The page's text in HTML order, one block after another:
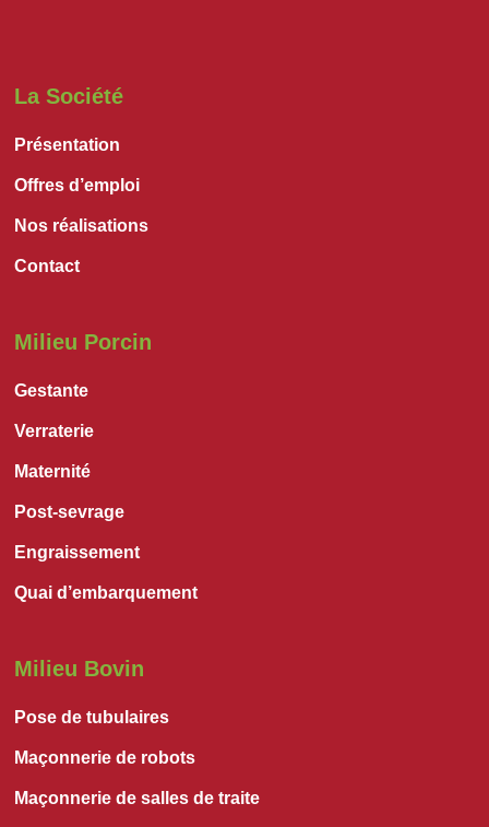
La Société
Présentation
Offres d’emploi
Nos réalisations
Contact
Milieu Porcin
Gestante
Verraterie
Maternité
Post-sevrage
Engraissement
Quai d’embarquement
Milieu Bovin
Pose de tubulaires
Maçonnerie de robots
Maçonnerie de salles de traite